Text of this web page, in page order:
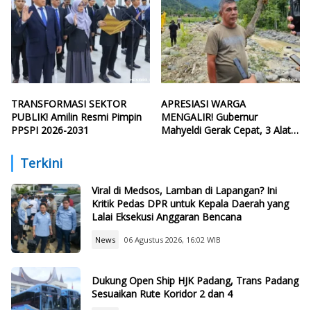
TRANSFORMASI SEKTOR
PUBLIK! Amilin Resmi Pimpin
PPSPI 2026-2031
APRESIASI WARGA
MENGALIR! Gubernur
Mahyeldi Gerak Cepat, 3 Alat
Terkini
Viral di Medsos, Lamban di Lapangan? Ini
Kritik Pedas DPR untuk Kepala Daerah yang
Lalai Eksekusi Anggaran Bencana
News 06 Agustus 2026, 16:02 WIB
Dukung Open Ship HJK Padang, Trans Padang
Sesuaikan Rute Koridor 2 dan 4